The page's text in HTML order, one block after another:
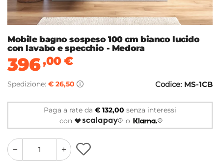
Mobile bagno sospeso 100 cm bianco lucido
con lavabo e specchio - Medora
396,00€
Spedizione: € 26,50 Codice: MS-1CB
Paga a rate da € 132,00 senza interessi
con
o
quantity
button
quantity
minus
button